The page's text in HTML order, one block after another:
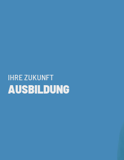
IHRE ZUKUNFT
AUSBILDUNG